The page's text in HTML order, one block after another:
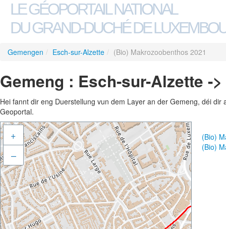
LE GÉOPORTAIL NATIONAL
DU GRAND-DUCHÉ DE
Gemengen / Esch-sur-Alzette / (Bio) Makrozoobenthos 2021
Gemeng : Esch-sur-Alzette -
Hei fannt dir eng Duerstellung vun dem Layer an der Gemeng, déi
Geoportal.
+
–
(Bio)
(Bio)